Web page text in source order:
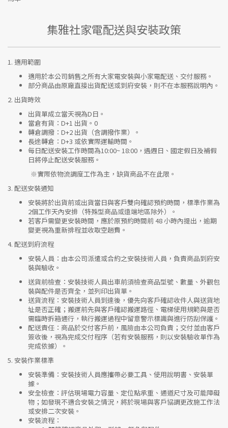
集雅社家電配送與安裝政策
1. 適用範圍
適用於本公司銷售之所有大家電安裝與小家電配送、交付服務。
部分商品由原廠直接出貨配送或到府安裝，則不在本服務說明內。
2. 出貨時效
出貨單成立當天視為D日。
當倉有貨： D+1 出貨。0
轉倉調撥： D+2 出貨（含調撥作業）。
長途轉倉： D+3 或依實際運輸時間。
每日配送安裝工作時間為10:00~ 18:00，遇週日、國定假日及補假
日將停止配送安裝服務。
※實際依物流調度工作為主，缺貨商品不在此限。
3. 配送安裝通知
安裝將於出貨前或出貨當日與客戶雙向確認預約時間，標準作業為
2個工作天內安排（特殊型商品或遠端地區除外）。
若客戶需變更安裝時間，應於原預約時間前 48 小時內提出，逾期
變更視為重新排程並收取空趟費。
4. 配送到府流程
安裝人員 ：由本公司派遣或合約之安裝技術人員，負責商品到府安
裝與驗收。
送貨前檢查 ：安裝技術人員出車前須檢查商品型號、數量、外觀包
裝與配件是否齊全，並列印出貨單。
送貨流程 ：安裝技術人員到達後，優先向客戶確認收件人與送貨地
址是否正確；搬運前先與客戶確認搬運路徑、電梯使用規範與是否
需臨時拆箱通行，執行搬運過程中留意警示標識與進行防刮保護。
配送責任 ：商品於交付客戶前，風險由本公司負責；交付並由客戶
簽收後，視為完成交付程序（若有安裝服務，則以安裝驗收單作為
完成依據）。
5. 安裝作業標準
安裝準備 ：安裝技術人員應攜帶必要工具、使用說明書、安裝單
據。
安全檢查 ：評估現場電力容量、定位點承重、通道尺寸及可能障礙
物；如發現不適合安裝之情況，將於現場與客戶協調更改施工作法
或安排二次安裝。
安裝流程 ：